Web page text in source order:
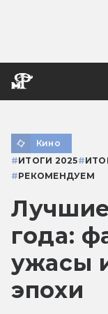
Кино
#ИТОГИ 2025#
#РЕКОМЕНДУЕМ
года:
ужасы
эпохи